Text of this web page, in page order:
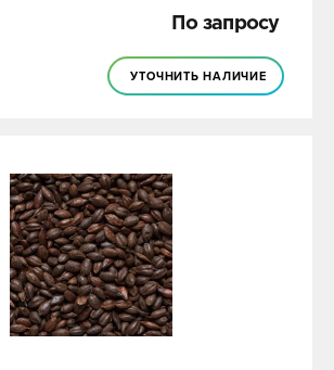
По запросу
УТОЧНИТЬ НАЛИЧИЕ